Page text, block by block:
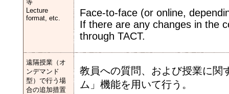
等
Lecture
format, etc.
Face-to-face (or online,
If there are any changes in the
through TACT.
遠隔授業（オ
ンデマンド
型）で行う場
合の追加措置
教員への質問、および授業に関
ム」機能を用いて行う。